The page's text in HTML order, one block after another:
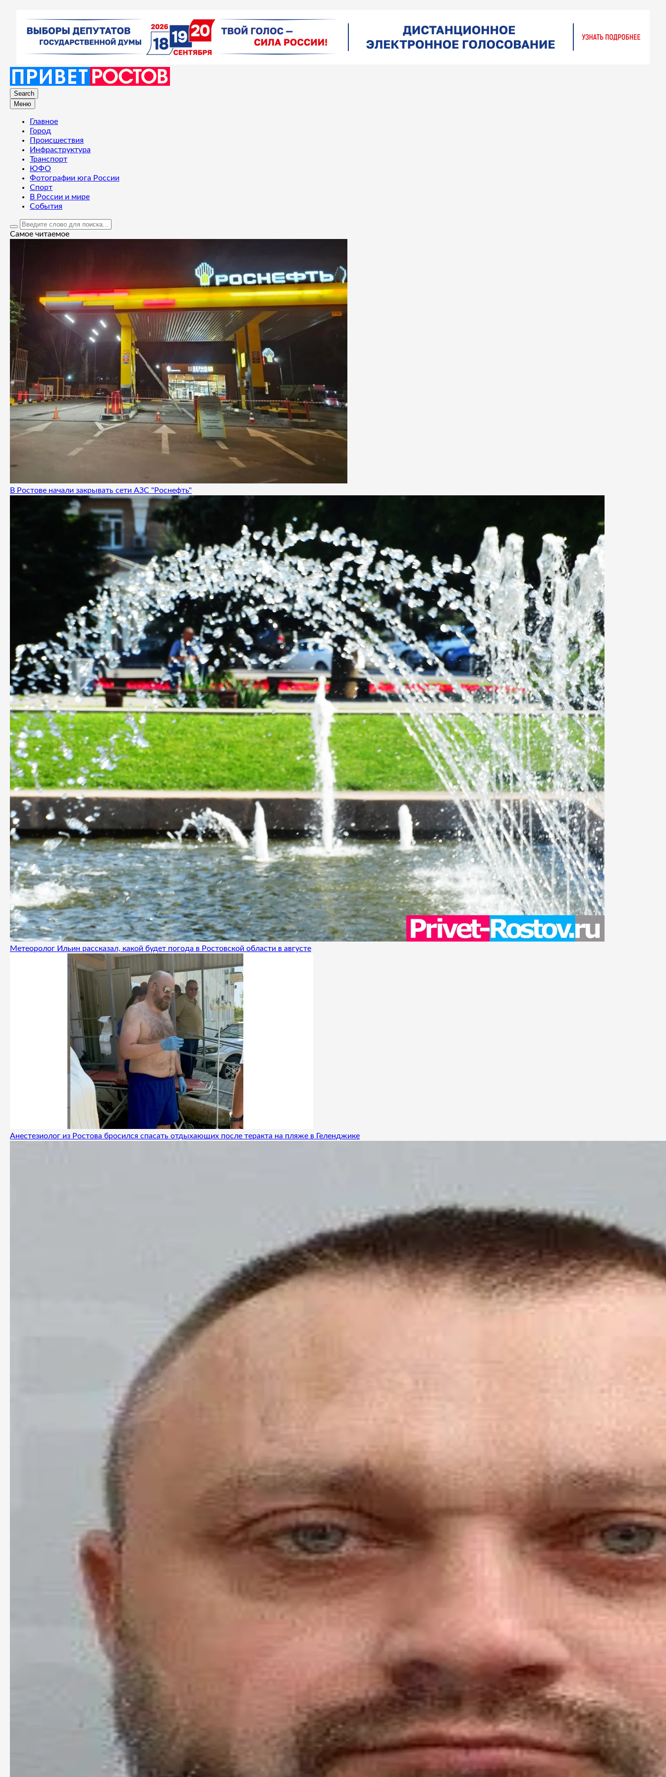
Search
Меню
Главное
Город
Происшествия
Инфраструктура
Транспорт
ЮФО
Фотографии юга России
Спорт
В России и мире
События
Самое читаемое
В Ростове начали закрывать сети АЗС "Роснефть"
Метеоролог Ильин рассказал, какой будет погода в Ростовской области в августе
Анестезиолог из Ростова бросился спасать отдыхающих после теракта на пляже в Геленджике